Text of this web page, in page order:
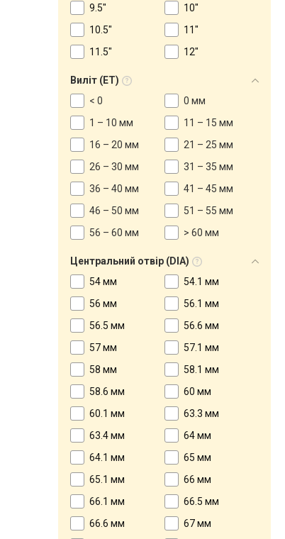
9.5"
10"
10.5"
11"
11.5"
12"
Виліт (ET)
< 0
0 мм
1 – 10 мм
11 – 15 мм
16 – 20 мм
21 – 25 мм
26 – 30 мм
31 – 35 мм
36 – 40 мм
41 – 45 мм
46 – 50 мм
51 – 55 мм
56 – 60 мм
> 60 мм
Центральний отвір (DIA)
54 мм
54.1 мм
56 мм
56.1 мм
56.5 мм
56.6 мм
57 мм
57.1 мм
58 мм
58.1 мм
58.6 мм
60 мм
60.1 мм
63.3 мм
63.4 мм
64 мм
64.1 мм
65 мм
65.1 мм
66 мм
66.1 мм
66.5 мм
66.6 мм
67 мм